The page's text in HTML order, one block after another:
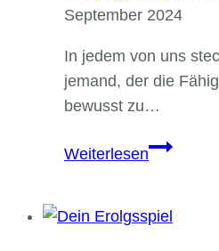
September 2024
In jedem von uns
jemand, der die
bewusst zu…
WeiterlesenZeit,
zu